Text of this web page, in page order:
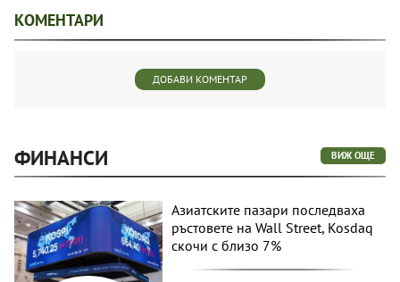
КОМЕНТАРИ
ДОБАВИ КОМЕНТАР
ФИНАНСИ ВИЖ ОЩЕ
Азиатските пазари последваха
ръстовете на Wall Street, Kosdaq
скочи с близо 7%